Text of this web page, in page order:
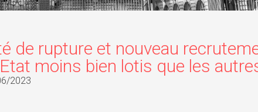
de rupture et nouveau
moins bien lotis que les
2023